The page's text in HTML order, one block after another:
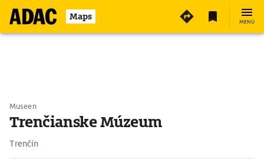
Maps MENÜ
Museen
Trenčianske Múzeum
Trenčín